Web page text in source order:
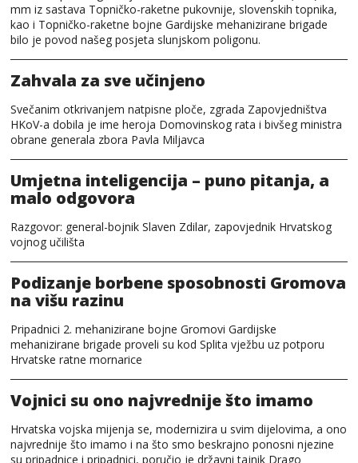
mm iz sastava Topničko-raketne pukovnije, slovenskih topnika,
kao i Topničko-raketne bojne Gardijske mehanizirane brigade
bilo je povod našeg posjeta slunjskom poligonu.
Zahvala za sve učinjeno
Svečanim otkrivanjem natpisne ploče, zgrada Zapovjedništva
HKoV-a dobila je ime heroja Domovinskog rata i bivšeg ministra
obrane generala zbora Pavla Miljavca
Umjetna inteligencija – puno pitanja, a
malo odgovora
Razgovor: general-bojnik Slaven Zdilar, zapovjednik Hrvatskog
vojnog učilišta
Podizanje borbene sposobnosti Gromova
na višu razinu
Pripadnici 2. mehanizirane bojne Gromovi Gardijske
mehanizirane brigade proveli su kod Splita vježbu uz potporu
Hrvatske ratne mornarice
Vojnici su ono najvrednije što imamo
Hrvatska vojska mijenja se, modernizira u svim dijelovima, a ono
najvrednije što imamo i na što smo beskrajno ponosni njezine
su pripadnice i pripadnici, poručio je državni tajnik Drago